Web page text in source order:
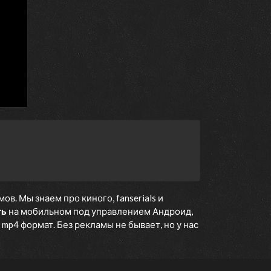
Мы знаем про киного, fanserials и
на мобильном под управлением Андроид,
формат. Без рекламы не бывает, но у нас